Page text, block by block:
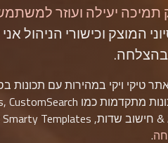
יעילה ועוזר
המוצק וכישורי
טיקי ויקי במהירות עם תכונות
.